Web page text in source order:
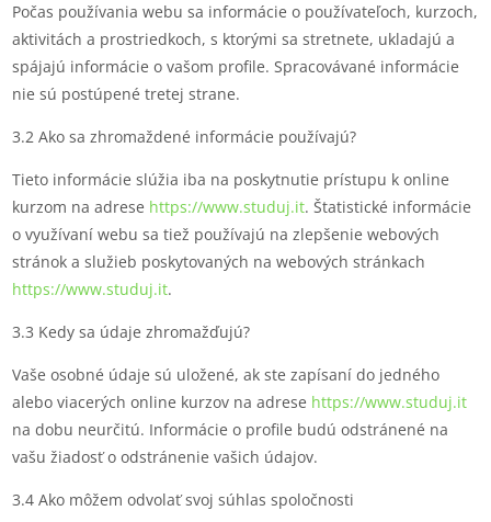
Počas používania webu sa informácie o používateľoch, kurzoch,
aktivitách a prostriedkoch, s ktorými sa stretnete, ukladajú a
spájajú informácie o vašom profile. Spracovávané informácie
nie sú postúpené tretej strane.
3.2 Ako sa zhromaždené informácie používajú?
Tieto informácie slúžia iba na poskytnutie prístupu k online
kurzom na adrese https://www.studuj.it. Štatistické informácie
o využívaní webu sa tiež používajú na zlepšenie webových
stránok a služieb poskytovaných na webových stránkach
https://www.studuj.it.
3.3 Kedy sa údaje zhromažďujú?
Vaše osobné údaje sú uložené, ak ste zapísaní do jedného
alebo viacerých online kurzov na adrese https://www.studuj.it
na dobu neurčitú. Informácie o profile budú odstránené na
vašu žiadosť o odstránenie vašich údajov.
3.4 Ako môžem odvolať svoj súhlas spoločnosti